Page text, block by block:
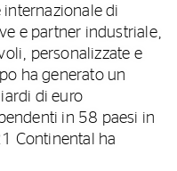
di
e partner industriale,
personalizzate e
ha generato un
di euro
in 58 paesi in
Continental ha